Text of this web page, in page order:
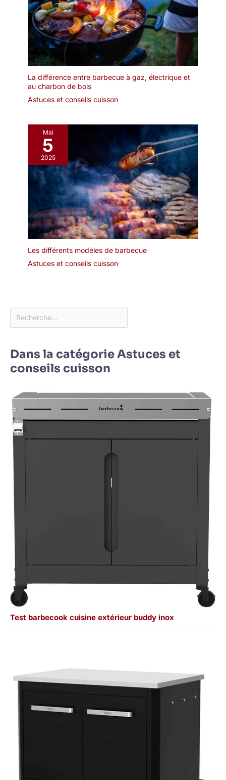
La différence entre barbecue à gaz, électrique et
au charbon de bois
Astuces et conseils cuisson
Mai
5
2025
Les différents modèles de barbecue
Astuces et conseils cuisson
Dans la catégorie Astuces et
conseils cuisson
Test barbecook cuisine extérieur buddy inox